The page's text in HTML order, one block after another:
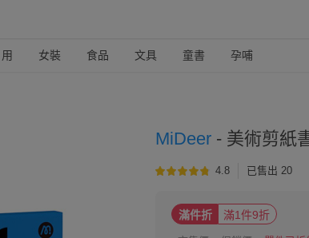
女裝 食品 文具 童書 孕哺
MiDeer - 美術剪紙
4.8 已售出 20
滿件折 滿1件9折